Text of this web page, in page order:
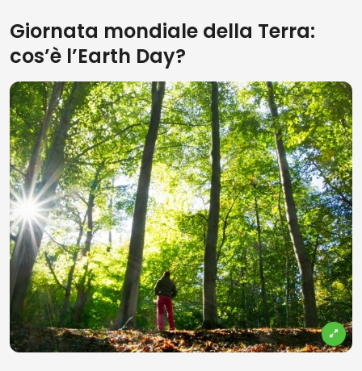
Giornata mondiale della Terra:
cos’è l’Earth Day?